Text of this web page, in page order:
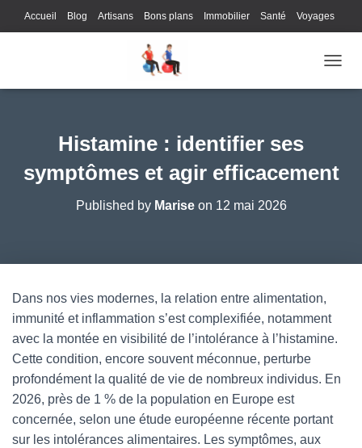
Accueil Blog Artisans Bons plans Immobilier Santé Voyages
Loisirs
Histamine : identifier ses
symptômes et agir efficacement
Published by Mariseon 12 mai 2026
Dans nos vies modernes, la relation entre alimentation,
immunité et inflammation s’est complexifiée, notamment
avec la montée en visibilité de l’intolérance à l’histamine.
Cette condition, encore souvent méconnue, perturbe
profondément la qualité de vie de nombreux individus. En
2026, près de 1 % de la population en Europe est
concernée, selon une étude européenne récente portant
sur les intolérances alimentaires. Les symptômes, aux